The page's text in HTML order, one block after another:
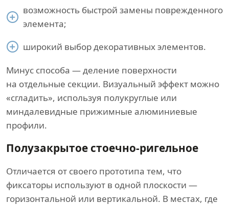
возможность быстрой замены поврежденного
элемента;
широкий выбор декоративных элементов.
Минус способа — деление поверхности
на отдельные секции. Визуальный эффект можно
«сгладить», используя полукруглые или
миндалевидные прижимные алюминиевые
профили.
Полузакрытое стоечно-ригельное
Отличается от своего прототипа тем, что
фиксаторы используют в одной плоскости —
горизонтальной или вертикальной. В местах, где